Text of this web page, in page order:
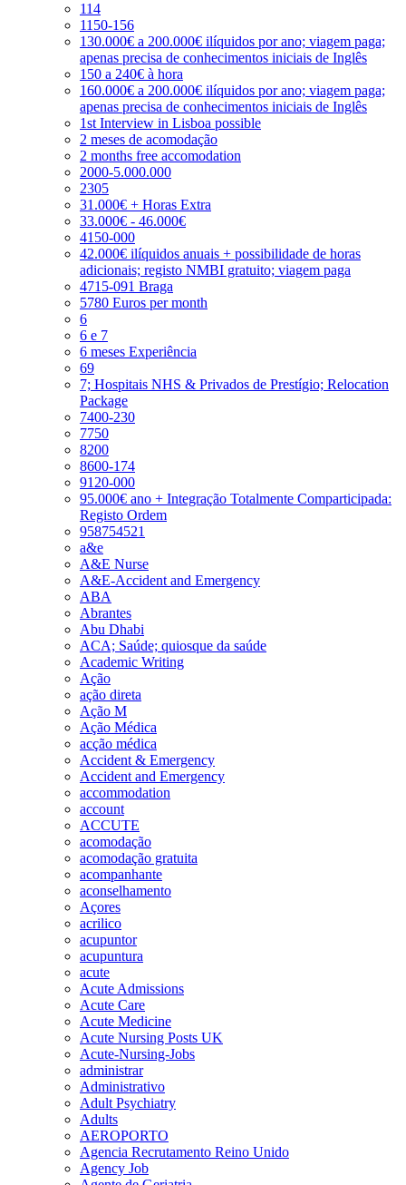
114
1150-156
130.000€ a 200.000€ ilíquidos por ano; viagem paga;
apenas precisa de conhecimentos iniciais de Inglês
150 a 240€ à hora
160.000€ a 200.000€ ilíquidos por ano; viagem paga;
apenas precisa de conhecimentos iniciais de Inglês
1st Interview in Lisboa possible
2 meses de acomodação
2 months free accomodation
2000-5.000.000
2305
31.000€ + Horas Extra
33.000€ - 46.000€
4150-000
42.000€ ilíquidos anuais + possibilidade de horas
adicionais; registo NMBI gratuito; viagem paga
4715-091 Braga
5780 Euros per month
6
6 e 7
6 meses Experiência
69
7; Hospitais NHS & Privados de Prestígio; Relocation
Package
7400-230
7750
8200
8600-174
9120-000
95.000€ ano + Integração Totalmente Comparticipada:
Registo Ordem
958754521
a&e
A&E Nurse
A&E-Accident and Emergency
ABA
Abrantes
Abu Dhabi
ACA; Saúde; quiosque da saúde
Academic Writing
Ação
ação direta
Ação M
Ação Médica
acção médica
Accident & Emergency
Accident and Emergency
accommodation
account
ACCUTE
acomodação
acomodação gratuita
acompanhante
aconselhamento
Açores
acrilico
acupuntor
acupuntura
acute
Acute Admissions
Acute Care
Acute Medicine
Acute Nursing Posts UK
Acute-Nursing-Jobs
administrar
Administrativo
Adult Psychiatry
Adults
AEROPORTO
Agencia Recrutamento Reino Unido
Agency Job